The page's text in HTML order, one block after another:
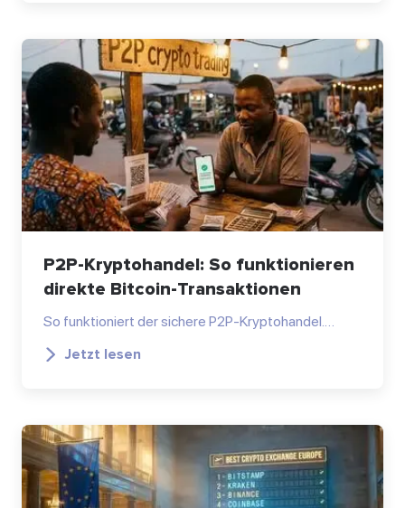
P2P-Kryptohandel: So funktionieren
direkte Bitcoin-Transaktionen
So funktioniert der sichere P2P-Kryptohandel.…
Jetzt lesen